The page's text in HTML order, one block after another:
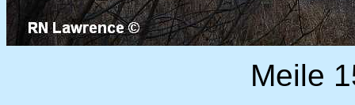
Meile